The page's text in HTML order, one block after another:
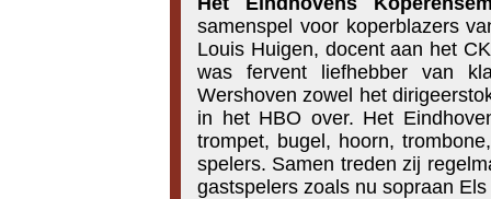
samenspel voor koperblazers
Louis Huigen, docent aan het
was fervent liefhebber van
Wershoven zowel het
in het HBO over. Het
trompet, bugel, hoorn,
spelers. Samen treden zij
gastspelers zoals nu sopraan